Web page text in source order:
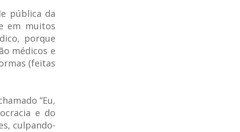
pública da
em muitos
porque
médicos e
(feitas
“Eu,
e do
culpando-